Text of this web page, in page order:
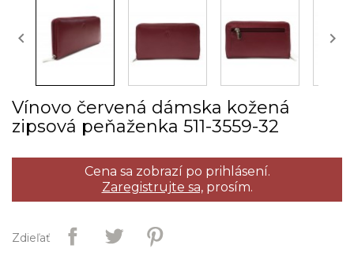
 
Vínovo červená dámska kožená
zipsová peňaženka 511­-3559­-32
Cena sa zobrazí po prihlásení.
Zaregistrujte sa,prosím.
Zdieľať